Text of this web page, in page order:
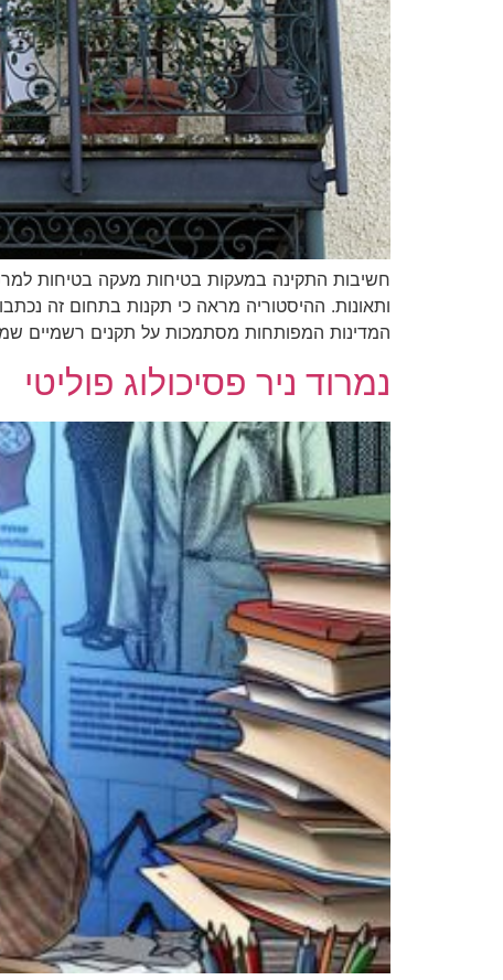
חשיבות התקינה במעקות בטיחות מעקה בטיחות
ותאונות. ההיסטוריה מראה כי תקנות בתחום זה
המדינות המפותחות מסתמכות על תקנים רשמיים
נמרוד ניר פסיכולוג פוליטי